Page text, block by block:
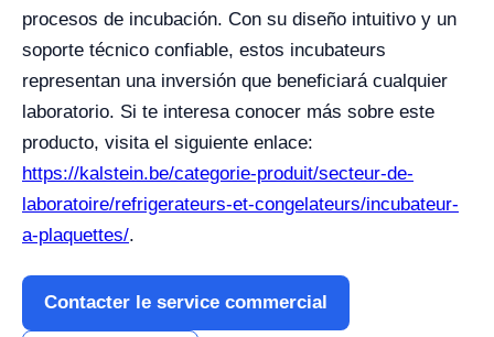
procesos de incubación. Con su diseño intuitivo y un
soporte técnico confiable, estos incubateurs
representan una inversión que beneficiará cualquier
laboratorio. Si te interesa conocer más sobre este
producto, visita el siguiente enlace:
https://kalstein.be/categorie-produit/secteur-de-
laboratoire/refrigerateurs-et-congelateurs/incubateur-
a-plaquettes/.
Contacter le service commercial